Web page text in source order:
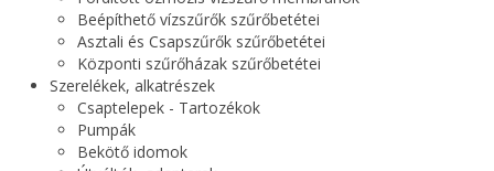
Beépíthető vízszűrők szűrőbetétei
Asztali és Csapszűrők szűrőbetétei
Központi szűrőházak szűrőbetétei
Szerelékek, alkatrészek
Csaptelepek - Tartozékok
Pumpák
Bekötő idomok